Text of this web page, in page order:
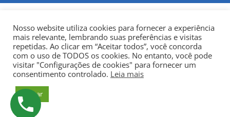
© Copyright 2022Fundação Municipal Centro Universitário
da Cidade de União da Vitória – UNIUV
Nosso website utiliza cookies para fornecer a experiência
mais relevante, lembrando suas preferências e visitas
repetidas. Ao clicar em “Aceitar todos”, você concorda
com o uso de TODOS os cookies. No entanto, você pode
visitar "Configurações de cookies" para fornecer um
consentimento controlado. Leia mais
Aceitar